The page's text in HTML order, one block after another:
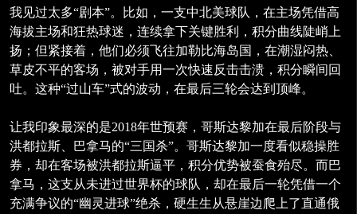
我见过太多“剧本”。比如，一支中北美球队，在主场凭借高
海拔主场和狂热球迷，连续拿下关键胜利，积分曲线陡峭上
扬；但紧接着，他们必须飞往加勒比海岛国，在潮湿闷热、
草皮不平的客场，被对手用一次快速反击击溃，积分瞬间回
吐。这种“过山车”式的波动，在最后三轮会达到顶峰。
让我印象最深的是2018年世预赛，哥斯达黎加在最后阶段与
洪都拉斯、巴拿马的“三国杀”。哥斯达黎加一度看似稳操胜
券，却在客场被洪都拉斯逼平，积分优势被蚕食殆尽。而巴
拿马，这支从未进过世界杯的球队，却在最后一轮凭借一个
充满争议的“幽灵进球”绝杀，硬生生从悬崖边爬上了直通俄